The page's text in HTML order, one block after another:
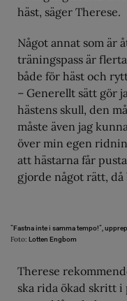
häst, säger Therese.
Något annat som är
träningspass är
både för häst och
– Generellt sätt gör
hästens skull, den
måste även jag
över min egen
att hästarna får
gjorde något rätt,
”Fastna inte i samma tempo!”,
Foto: Lotten Engbom
Therese
ska rida ökad skritt i